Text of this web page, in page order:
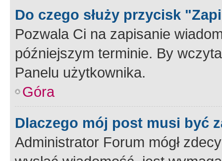
Do czego służy przycisk
Pozwala Ci na zapisanie
późniejszym terminie. By
Panelu użytkownika.
Góra
Dlaczego mój post musi być
Administrator Forum mógł